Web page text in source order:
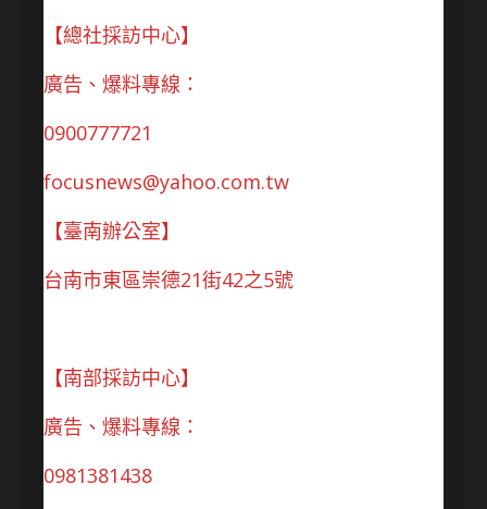
【總社採訪中心】
廣告、爆料專線：
0900777721
focusnews@yahoo.com.tw
【臺南辦公室】
台南市東區崇德21街42之5號
【南部採訪中心】
廣告、爆料專線：
0981381438